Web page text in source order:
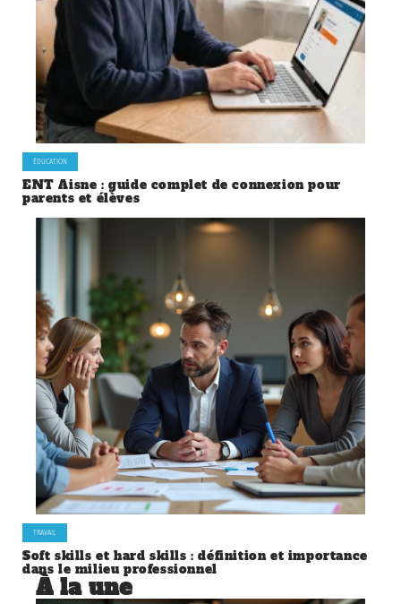
ÉDUCATION
ENT Aisne : guide complet de connexion pour
parents et élèves
TRAVAIL
Soft skills et hard skills : définition et importance
dans le milieu professionnel
À la une